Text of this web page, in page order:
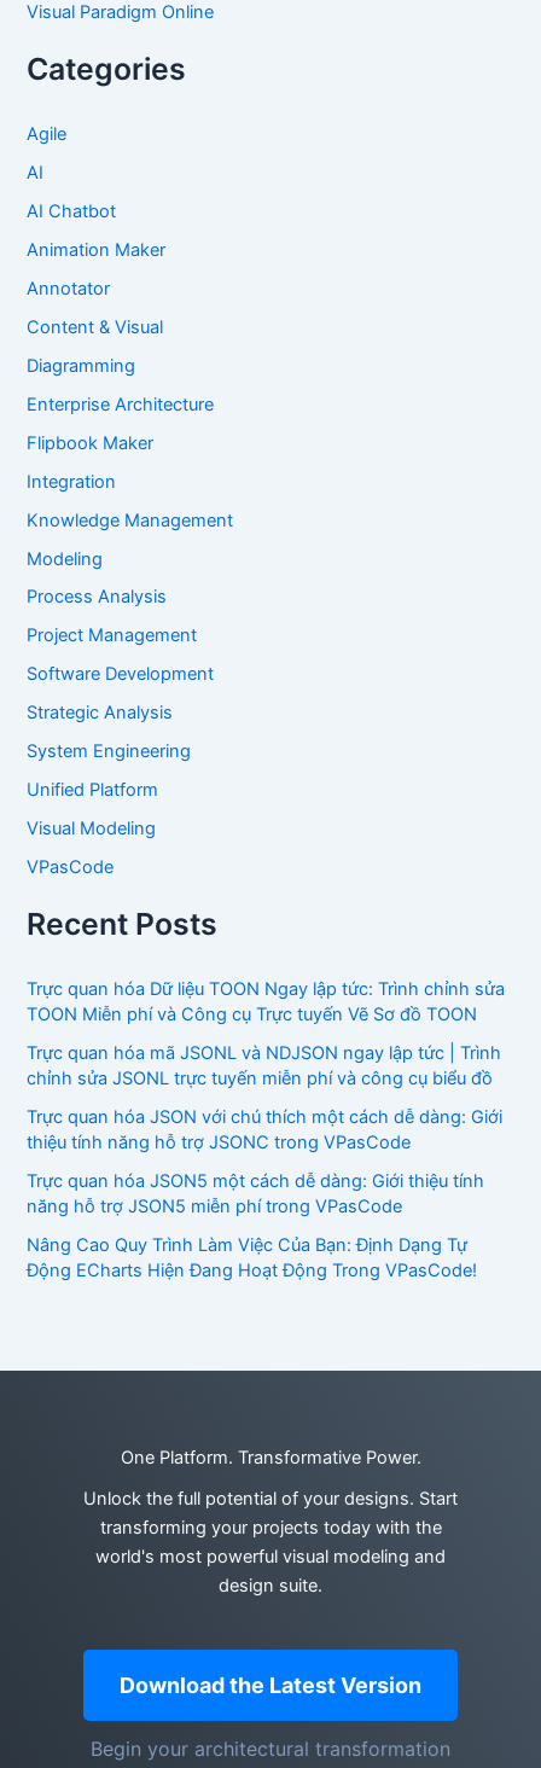
Visual Paradigm Online
Categories
Agile
AI
AI Chatbot
Animation Maker
Annotator
Content & Visual
Diagramming
Enterprise Architecture
Flipbook Maker
Integration
Knowledge Management
Modeling
Process Analysis
Project Management
Software Development
Strategic Analysis
System Engineering
Unified Platform
Visual Modeling
VPasCode
Recent Posts
Trực quan hóa Dữ liệu TOON Ngay lập tức: Trình chỉnh sửa
TOON Miễn phí và Công cụ Trực tuyến Vẽ Sơ đồ TOON
Trực quan hóa mã JSONL và NDJSON ngay lập tức | Trình
chỉnh sửa JSONL trực tuyến miễn phí và công cụ biểu đồ
Trực quan hóa JSON với chú thích một cách dễ dàng: Giới
thiệu tính năng hỗ trợ JSONC trong VPasCode
Trực quan hóa JSON5 một cách dễ dàng: Giới thiệu tính
năng hỗ trợ JSON5 miễn phí trong VPasCode
Nâng Cao Quy Trình Làm Việc Của Bạn: Định Dạng Tự
Động ECharts Hiện Đang Hoạt Động Trong VPasCode!
One Platform. Transformative Power.
Unlock the full potential of your designs. Start
transforming your projects today with the
world's most powerful visual modeling and
design suite.
Download the Latest Version
Begin your architectural transformation